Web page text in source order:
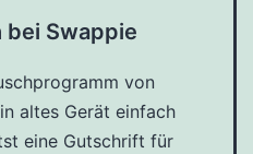
bei Swappie
von
altes Gerät einfach
eine Gutschrift für